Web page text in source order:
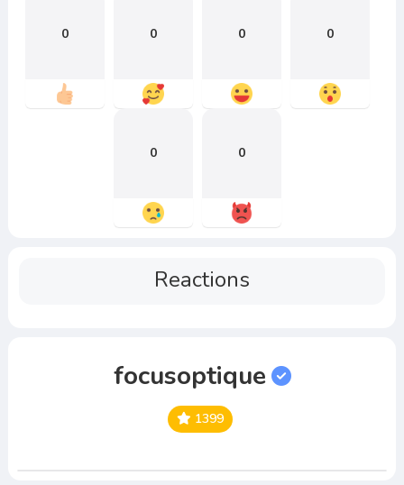
0 0 0 0
0 0
Reactions
focusoptique
1399